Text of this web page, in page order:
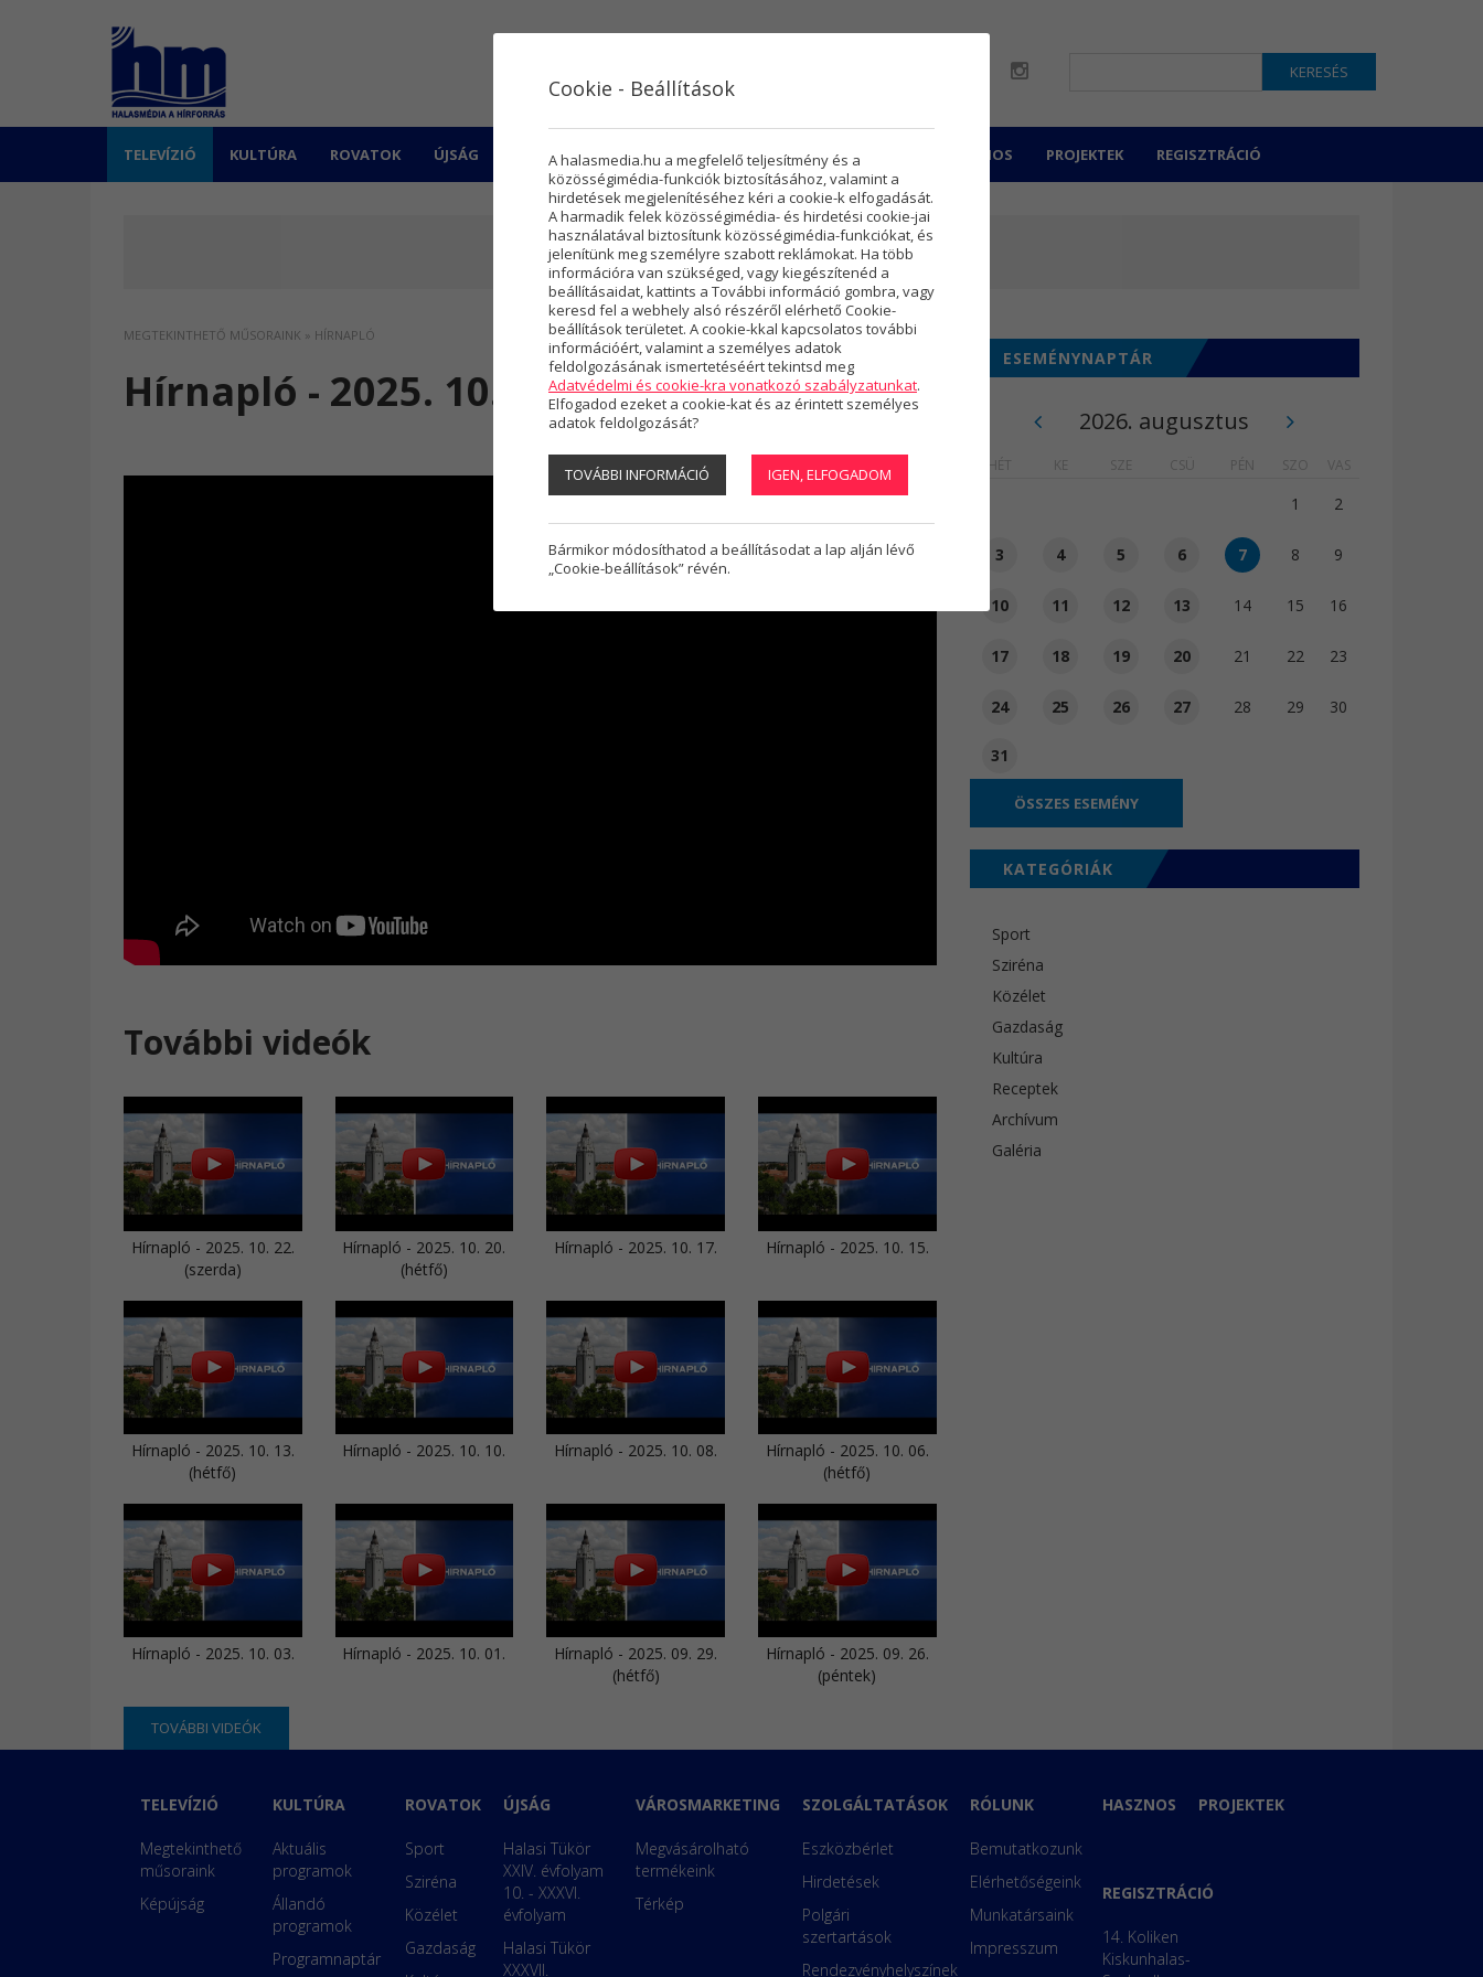
KERESÉS
TELEVÍZIÓ KULTÚRA ROVATOK ÚJSÁG VÁROSMARKETING SZOLGÁLTATÁSOK RÓLUNK HASZNOS PROJEKTEK REGISZTRÁCIÓ
Megtekinthető műsoraink
MEGTEKINTHETŐ MŰSORAINK » HÍRNAPLÓ
Hírnapló - 2025. 10. 27. (hétfő)
További videók
Hírnapló - 2025. 10. 22.
(szerda)
Hírnapló - 2025. 10. 20.
(hétfő)
Hírnapló - 2025. 10. 17. Hírnapló - 2025. 10. 15.
Hírnapló - 2025. 10. 13.
(hétfő)
Hírnapló - 2025. 10. 10. Hírnapló - 2025. 10. 08.
Hírnapló - 2025. 10. 06.
(hétfő)
Hírnapló - 2025. 10. 03. Hírnapló - 2025. 10. 01.
Hírnapló - 2025. 09. 29.
(hétfő)
Hírnapló - 2025. 09. 26.
(péntek)
TOVÁBBI VIDEÓK
ESEMÉNYNAPTÁR
2026. augusztus
HÉT KE SZE CSÜ PÉN SZO VAS
1 2
3 4 5 6 7 8 9
10 11 12 13 14 15 16
17 18 19 20 21 22 23
24 25 26 27 28 29 30
31
ÖSSZES ESEMÉNY
KATEGÓRIÁK
Sport
Sziréna
Közélet
Gazdaság
Kultúra
Receptek
Archívum
Galéria
TELEVÍZIÓ
Megtekinthető
műsoraink
Képújság
KULTÚRA
Aktuális
programok
Állandó
programok
Programnaptár
ROVATOK
Sport
Sziréna
Közélet
Gazdaság
ÚJSÁG
Halasi Tükör
XXIV. évfolyam
10. - XXXVI.
évfolyam
Halasi Tükör
XXXVII.
VÁROSMARKETING
Megvásárolható
termékeink
Térkép
SZOLGÁLTATÁSOK
Eszközbérlet
Hirdetések
Polgári
szertartások
Rendezvényhelyszínek
RÓLUNK
Bemutatkozunk
Elérhetőségeink
Munkatársaink
Impresszum
HASZNOS PROJEKTEK
REGISZTRÁCIÓ
14. Koliken
Kiskunhalas-
Cookie - Beállítások
A halasmedia.hu a megfelelő teljesítmény és a
közösségimédia-funkciók biztosításához, valamint a
hirdetések megjelenítéséhez kéri a cookie-k elfogadását.
A harmadik felek közösségimédia- és hirdetési cookie-jai
használatával biztosítunk közösségimédia-funkciókat, és
jelenítünk meg személyre szabott reklámokat. Ha több
információra van szükséged, vagy kiegészítenéd a
beállításaidat, kattints a További információ gombra, vagy
keresd fel a webhely alsó részéről elérhető Cookie-
beállítások területet. A cookie-kkal kapcsolatos további
információért, valamint a személyes adatok
feldolgozásának ismertetéséért tekintsd meg
Adatvédelmi és cookie-kra vonatkozó szabályzatunkat.
Elfogadod ezeket a cookie-kat és az érintett személyes
adatok feldolgozását?
TOVÁBBI INFORMÁCIÓ IGEN, ELFOGADOM
Bármikor módosíthatod a beállításodat a lap alján lévő
„Cookie-beállítások” révén.